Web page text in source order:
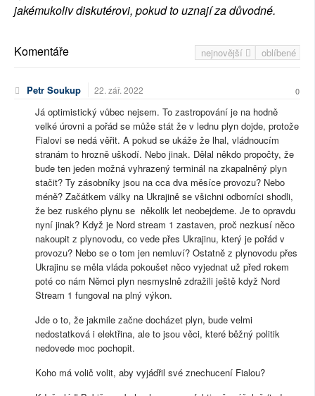
jakémukoliv diskutérovi, pokud to uznají za důvodné.
nejnovější oblíbené
Komentáře
Petr Soukup 22. zář. 2022 0
Já optimistický vůbec nejsem. To zastropování je na hodně
velké úrovni a pořád se může stát že v lednu plyn dojde, protože
Fialovi se nedá věřit. A pokud se ukáže že lhal, vládnoucím
stranám to hrozně uškodí. Nebo jinak. Dělal někdo propočty, že
bude ten jeden možná vyhrazený terminál na zkapalněný plyn
stačit? Ty zásobníky jsou na cca dva měsíce provozu? Nebo
méně? Začátkem války na Ukrajině se všichni odborníci shodli,
že bez ruského plynu se několik let neobejdeme. Je to opravdu
nyní jinak? Když je Nord stream 1 zastaven, proč nezkusí něco
nakoupit z plynovodu, co vede přes Ukrajinu, který je pořád v
provozu? Nebo se o tom jen nemluví? Ostatně z plynovodu přes
Ukrajinu se měla vláda pokoušet něco vyjednat už před rokem
poté co nám Němci plyn nesmyslně zdražili ještě když Nord
Stream 1 fungoval na plný výkon.
Jde o to, že jakmile začne docházet plyn, bude velmi
nedostatková i elektřina, ale to jsou věci, které běžný politik
nedovede moc pochopit.
Koho má volič volit, aby vyjádřil své znechucení Fialou?